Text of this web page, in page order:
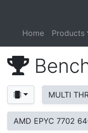
Home Products
MULTI
AMD EPYC 7702